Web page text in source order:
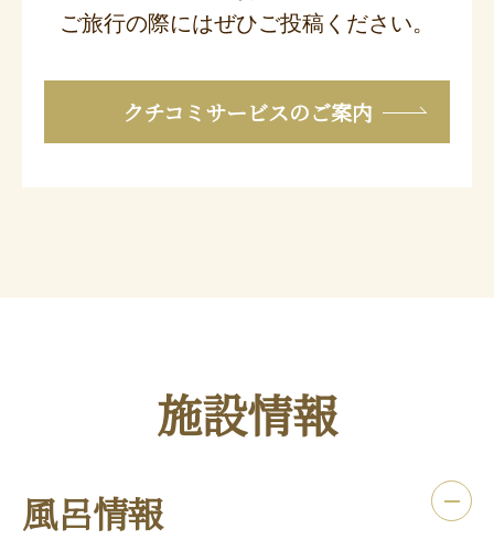
ご旅行の際にはぜひご投稿ください。
クチコミサービスのご案内
施設情報
風呂情報